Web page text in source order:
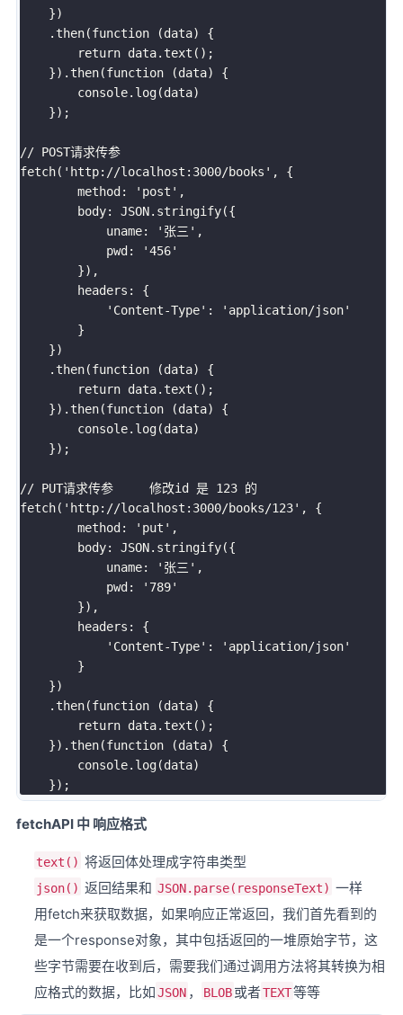
})
. then(function (data)
{
return data. text ( ) ;
}) . then(function (data)
{
        console
. log(data)
}) ;
// POST请求传参
fetch( 'http://localhost:3000/books' ,
{
        method
: 'post' ,
        body
: JSON. stringify({
            uname
: '张三' ,
            pwd
:
'456'
}) ,
        headers
:
{
'Content-Type' :
'application/json'
}
})
. then(function (data)
{
return data. text ( ) ;
}) . then(function (data)
{
        console
. log(data)
}) ;
// PUT请求传参     修改id 是 123 的
fetch( 'http://localhost:3000/books/123' ,
{
        method
: 'put' ,
        body
: JSON. stringify({
            uname
: '张三' ,
            pwd
:
'789'
}) ,
        headers
:
{
'Content-Type' :
'application/json'
}
})
. then(function (data)
{
return data. text ( ) ;
}) . then(function (data)
{
        console
. log(data)
}) ;
fetchAPI 中 响应格式
text() 将返回体处理成字符串类型
json() 返回结果和 JSON.parse(responseText) 一样
用fetch来获取数据，如果响应正常返回，我们首先看到的
是一个response对象，其中包括返回的一堆原始字节，这
些字节需要在收到后，需要我们通过调用方法将其转换为相
应格式的数据，比如JSON ， BLOB或者TEXT等等